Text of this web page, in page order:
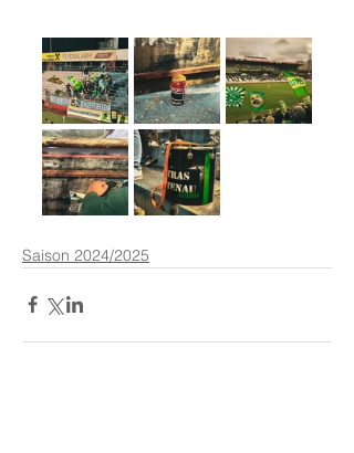
Saison 2024/2025